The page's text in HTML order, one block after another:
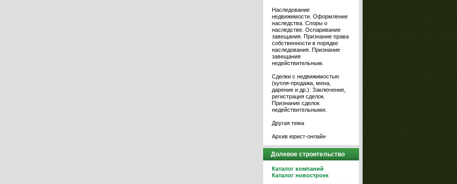
Наследование
недвижимости. Оформление
наследства. Споры о
наследстве. Оспаривание
завещания. Признание права
собственности в порядке
наследования. Признание
завещания
недействительным.
Сделки с недвижимостью
(купля-продажа, мена,
дарение и др.). Заключение,
регистрация сделок.
Признание сделок
недействительными.
Другая тема
Архив юрист-онлайн
Долевое строительство
Каталог компаний
Каталог новостроек